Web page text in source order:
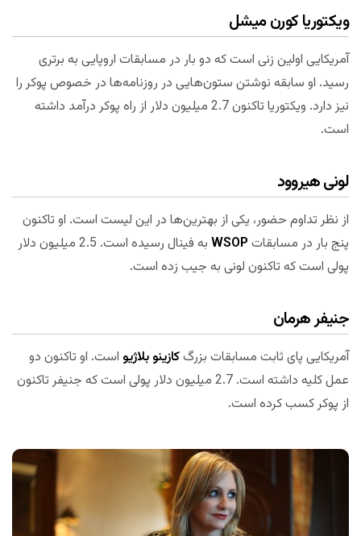
ویکتوریا کورنمیشل
آمریکایی اولین زنی است که دو بار در مسابقات اروپایی به برتری
رسید. او سابقه نوشتن ستون‌هایی در روزنامه‌ها در خصوص پوکر را
نیز دارد. ویکتوریا تاکنون 2.7 میلیون دلار از راه پوکر درآمد داشته
است.
لونی هیروود
از نظر تداوم حضور، یکی از بهترین‌ها در این لیست است. او تاکنون
پنج بار در مسابقات WSOP
به فینال رسیده است. 2.5 میلیون دلار
پولی است که تاکنون لونی به جیب زده است.
جنیفر هرمان
آمریکایی پای ثابت مسابقات بزرگکازینو بلاژیو است. او تاکنون دو
عمل کلیه داشته است. 2.7 میلیون دلار پولی است که جنیفر تاکنون
از پوکر کسب کرده است.